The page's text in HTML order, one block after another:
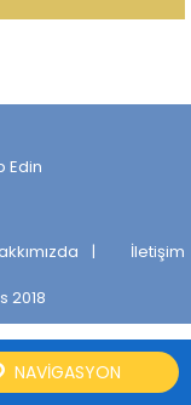
Edin
İletişim
2018
NAVIGASYON